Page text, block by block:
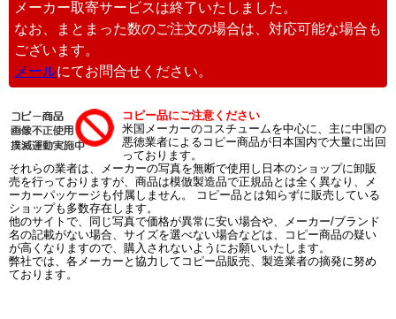
メーカー取寄サービスは終了いたしました。
なお、まとまった数のご注文の場合は、対応可能な場合も
ございます。
メールにてお問合せください。
コピー品にご注意ください
米国メーカーのコスチュームを中心に、主に中国の
悪徳業者によるコピー商品が日本国内で大量に出回
っております。
それらの業者は、メーカーの写真を無断で使用し日本のショップに卸販
売を行っておりますが、商品は模倣製造品で正規品とは全く異なり、メ
ーカーパッケージも付属しません。 コピー品とは知らずに販売している
ショップも多数存在します。
他のサイトで、同じ写真で価格が異常に安い場合や、メーカー/ブランド
名の記載がない場合、サイズを選べない場合などは、コピー商品の疑い
が高くなりますので、購入されないようにお願いいたします。
弊社では、各メーカーと協力してコピー品販売、製造業者の摘発に努め
ております。